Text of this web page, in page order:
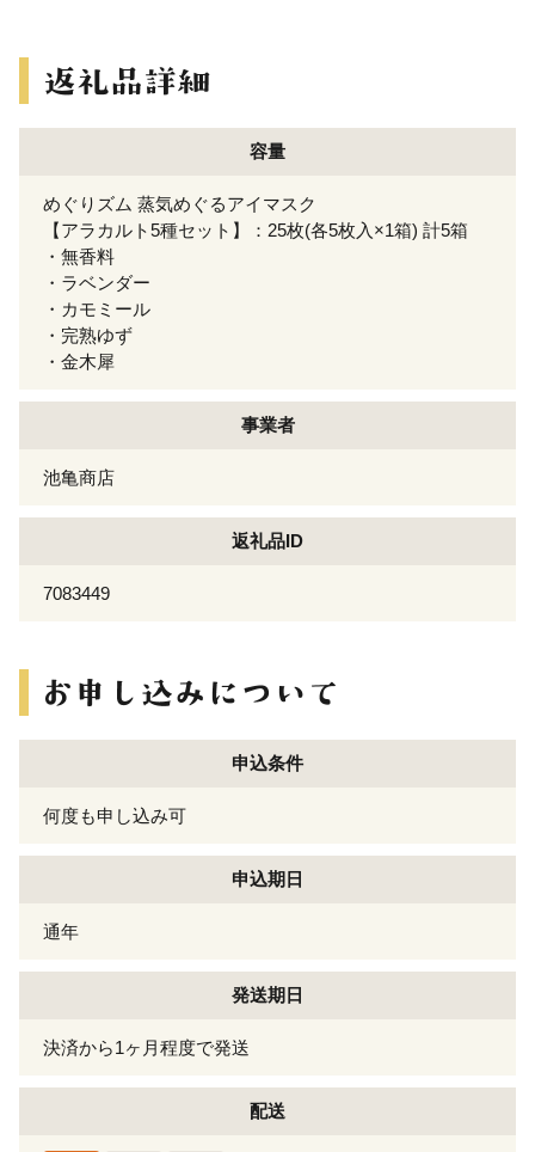
容量
めぐりズム 蒸気めぐるアイマスク
【アラカルト5種セット】：25枚(各5枚入×1箱) 計5箱
・無香料
・ラベンダー
・カモミール
・完熟ゆず
・金木犀
事業者
池亀商店
返礼品ID
7083449
申込条件
何度も申し込み可
申込期日
通年
発送期日
決済から1ヶ月程度で発送
配送